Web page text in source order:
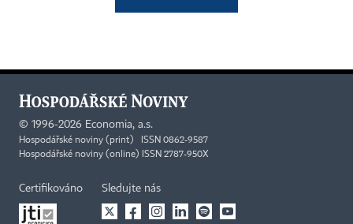
© 1996-2026 Economia, a.s.
Hospodářské noviny (print) ISSN 0862-9587
Hospodářské noviny (online) ISSN 2787-950X
Certifikováno Sledujte nás